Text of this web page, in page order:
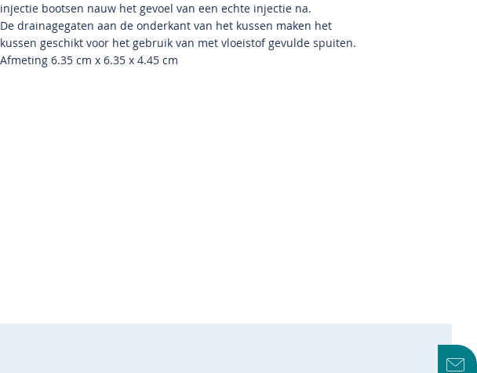
injectie bootsen nauw het gevoel van een echte injectie na.
De drainagegaten aan de onderkant van het kussen maken het
kussen geschikt voor het gebruik van met vloeistof gevulde spuiten.
Afmeting 6.35 cm x 6.35 x 4.45 cm